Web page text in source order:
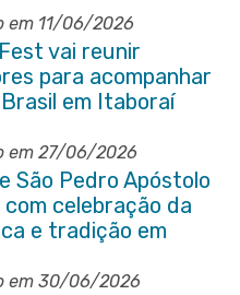
em 11/06/2026
vai reunir
para acompanhar
em Itaboraí
em 27/06/2026
São Pedro Apóstolo
celebração da
e tradição em
Pedras
em 30/06/2026